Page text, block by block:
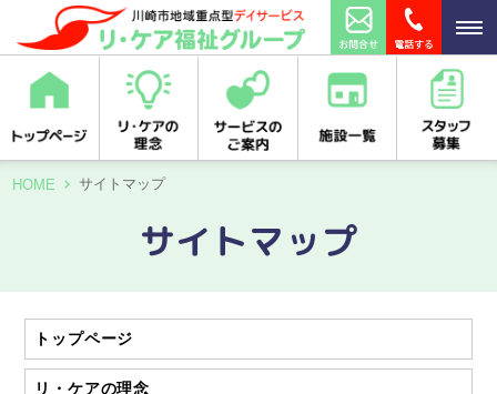
HOME サイトマップ
サイトマップ
トップページ
リ・ケアの理念